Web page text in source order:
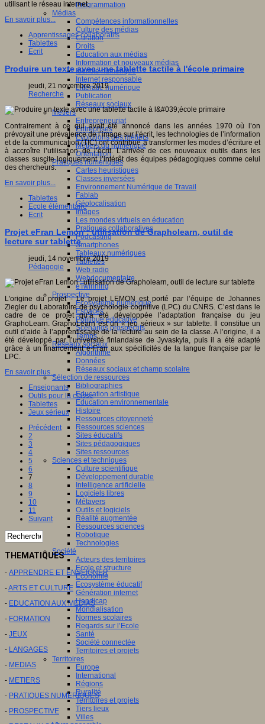
Programmation
Médias
Compétences informationnelles
Culture des médias
Curation
Droits
Education aux médias
Information et nouveaux médias
Identité numérique
Internet responsable
Littératie numérique
Publication
Réseaux sociaux
Métiers
Entrepreneuriat
Entreprises
Evolutions des métiers
Métiers du numérique
Orientation
Pratiques numériques
Cartes heuristiques
Classes inversées
Environnement Numérique de Travail
Fablab
Géolocalisation
Images
Les mondes virtuels en éducation
Pratiques collaboratives
Podcasting
Smartphones
Tableaux numériques
Tablettes
Web radio
Webdocumentaire
eTwinning
Prospective
Ecosystème numérique
Espaces
Politique éducative
Scénarios prospectifs
Temps
Réseaux sociaux
Algorithme
Données
Réseaux sociaux et champ scolaire
Sélection de ressources
Bibliographies
Education artistique
Education environnementale
Histoire
Ressources citoyenneté
Ressources sciences
Sites éducatifs
Sites pédagogiques
Sites ressources
Sciences et techniques
Culture scientifique
Développement durable
Intelligence artificielle
Logiciels libres
Métavers
Outils et logiciels
Réalité augmentée
Ressources sciences
Robotique
Technologies
Société
Acteurs des territoires
Ecole et structure
Economie
Ecosystème éducatif
Génération internet
Handicap
Mondialisation
Normes scolaires
Regards sur l’Ecole
Santé
Société connectée
Territoires et projets
Territoires
Europe
International
Régions
Ruralité
Territoires et projets
Tiers lieux
Villes
utilisant le réseau internet.
En savoir plus...
Apprentissages collaboratifs
Tablettes
Ecrit
Produire un texte avec une tablette tactile à l'école primaire
jeudi, 21 novembre 2019
Recherche
Contrairement à ce qui avait été annoncé dans les années 1970 où l’on
prévoyait une prévalence de l’image sur l’écrit, les technologies de l’information
et de la communication (TIC) ont contribué à transformer les modes d’écriture et
à accroître l’utilisation de l’écrit. L’arrivée de ces nouveaux outils dans les
classes suscite logiquement l’intérêt des équipes pédagogiques comme celui
des chercheurs.
En savoir plus...
Tablettes
Ecole élémentaire
Ecrit
Projet eFran Lemon : utilisation de Grapholearn, outil de
lecture sur tablette
jeudi, 14 novembre 2019
Pédagogie
L'origine du projet - Le projet LEMON est porté par l’équipe de Johannes
Ziegler du Laboratoire de psychologie cognitive (LPC) du CNRS. C’est dans le
cadre de ce projet qu’a été développée l’adaptation française du jeu
GraphoLearn. GraphoLearn est un « jeu sérieux » sur tablette. Il constitue un
outil d’aide à l’apprentissage de la lecture au sein de la classe. A l’origine, il a
été développé par l’université finlandaise de Jyvaskyla, puis il a été adapté
grâce à un financement e-Fran aux spécificités de la langue française par le
LPC.
En savoir plus...
Enseignants
Outils pour la classe
Tablettes
Jeux sérieux
Précédent
2
3
4
5
6
7
8
9
10
11
Suivant
THEMATIQUES
- APPRENDRE ET ENSEIGNER
-ARTS ET CULTURE
- EDUCATION AUX MEDIAS
- FORMATION
- JEUX
- LANGAGES
- MEDIAS
- METIERS
- PRATIQUES NUMERIQUES
- PROSPECTIVE